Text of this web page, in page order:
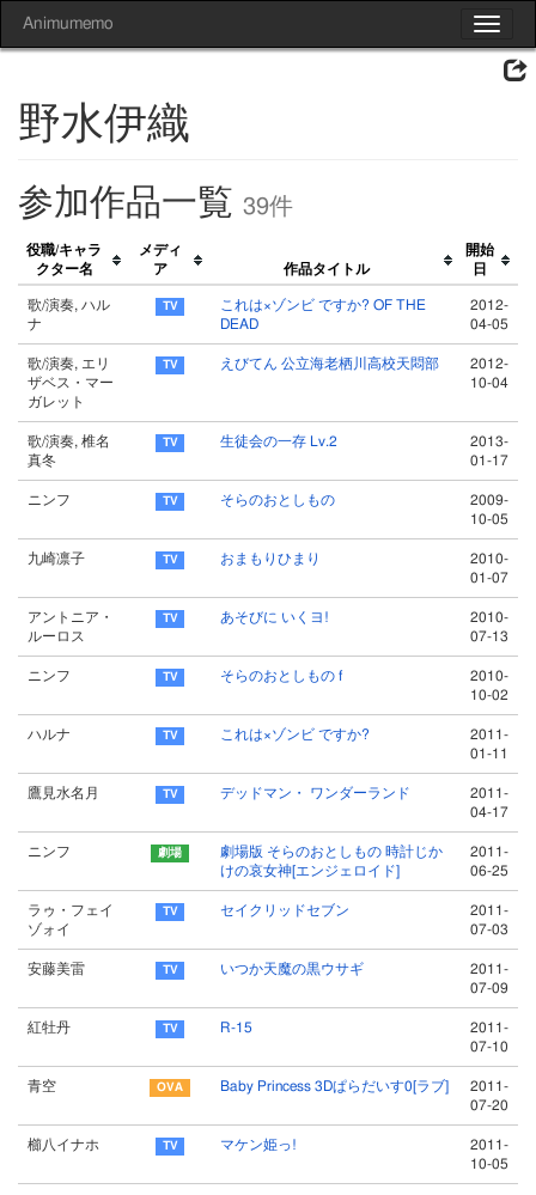
Toggle
Animumemo
野水伊織
参加作品一覧 39件
役職/キャラ
クター名
メディ
ア
作品タイトル
開始
日
歌/演奏, ハル
ナ
これは×ゾンビ ですか? OF THE
DEAD
2012-
04-05
歌/演奏, エリ
ザベス・マー
ガレット
えびてん 公立海老栖川高校天悶部
2012-
10-04
歌/演奏, 椎名
真冬
生徒会の一存 Lv.2
2013-
01-17
ニンフ そらのおとしもの
2009-
10-05
九崎凛子 おまもりひまり
2010-
01-07
アントニア・
ルーロス
あそびに いくヨ!
2010-
07-13
ニンフ そらのおとしもの f
2010-
10-02
ハルナ これは×ゾンビ ですか?
2011-
01-11
鷹見水名月 デッドマン・ ワンダーランド
2011-
04-17
ニンフ
劇場版 そらのおとしもの 時計じか
けの哀女神[エンジェロイド]
2011-
06-25
ラゥ・フェイ
ゾォイ
セイクリッドセブン
2011-
07-03
安藤美雷 いつか天魔の黒ウサギ
2011-
07-09
紅牡丹 R-15
2011-
07-10
青空 Baby Princess 3Dぱらだいす0[ラブ]
2011-
07-20
櫛八イナホ マケン姫っ!
2011-
10-05